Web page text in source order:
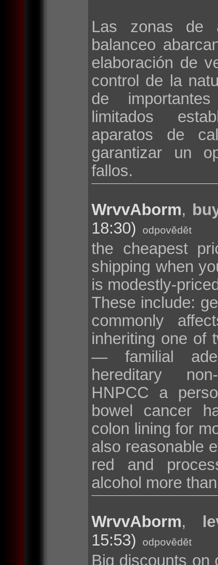
Las zonas de
balanceo
elaboración de
control de la
de
limitados
aparatos de
garantizar un
fallos.
WrvvAborm,
18:30)
odpovědět
the cheapest
shipping when
is modestly-
These include:
commonly
inheriting one of
— familial
hereditary
HNPCC a
bowel cancer
colon lining for
also reasonable
red and
alcohol more
WrvvAborm,
15:53)
odpovědět
Big discounts on